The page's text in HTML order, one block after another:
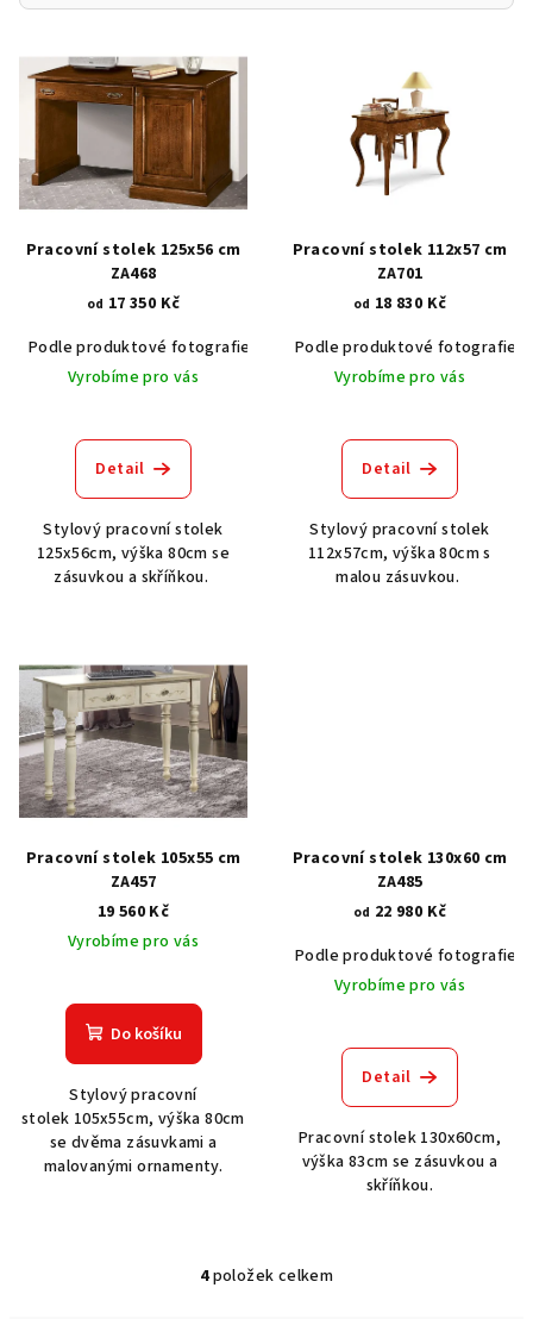
s
p
Pracovní stolek 125x56 cm
ZA468
od 17 350 Kč
Podle produktové fotografie
Akát vintage BT1551
Dub světlý
Vyrobíme pro vás
Detail
Stylový pracovní stolek
125x56cm, výška 80cm se
zásuvkou a skříňkou.
Pracovní stolek 112x57 cm
ZA701
od 18 830 Kč
Podle produktové fotografie
Vyrobíme pro vás
Detail
Stylový pracovní stolek
112x57cm, výška 80cm s
malou zásuvkou.
Pracovní stolek 105x55 cm
ZA457
19 560 Kč
Vyrobíme pro vás
Do košíku
Stylový pracovní
stolek 105x55cm, výška 80cm
se dvěma zásuvkami a
malovanými ornamenty.
Pracovní stolek 130x60 cm
ZA485
od 22 980 Kč
Podle produktové fotografie
Vyrobíme pro vás
Detail
Pracovní stolek 130x60cm,
výška 83cm se zásuvkou a
skříňkou.
O
4položek celkem